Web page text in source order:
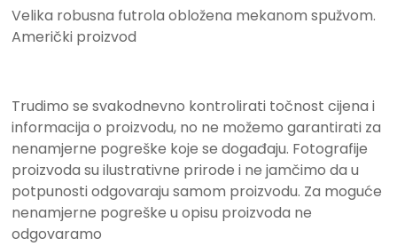
Velika robusna futrola obložena mekanom spužvom.
Američki proizvod
Trudimo se svakodnevno kontrolirati točnost cijena i
informacija o proizvodu, no ne možemo garantirati za
nenamjerne pogreške koje se događaju. Fotografije
proizvoda su ilustrativne prirode i ne jamčimo da u
potpunosti odgovaraju samom proizvodu. Za moguće
nenamjerne pogreške u opisu proizvoda ne
odgovaramo